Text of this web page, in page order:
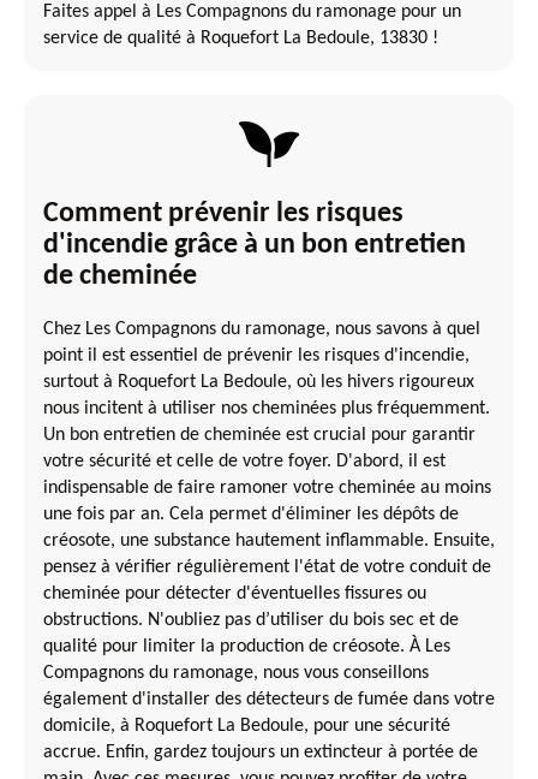
Faites appel à Les Compagnons du ramonage pour un
service de qualité à Roquefort La Bedoule, 13830 !
Comment prévenir les risques
d'incendie grâce à un bon entretien
de cheminée
Chez Les Compagnons du ramonage, nous savons à quel
point il est essentiel de prévenir les risques d'incendie,
surtout à Roquefort La Bedoule, où les hivers rigoureux
nous incitent à utiliser nos cheminées plus fréquemment.
Un bon entretien de cheminée est crucial pour garantir
votre sécurité et celle de votre foyer. D'abord, il est
indispensable de faire ramoner votre cheminée au moins
une fois par an. Cela permet d'éliminer les dépôts de
créosote, une substance hautement inflammable. Ensuite,
pensez à vérifier régulièrement l'état de votre conduit de
cheminée pour détecter d'éventuelles fissures ou
obstructions. N'oubliez pas d’utiliser du bois sec et de
qualité pour limiter la production de créosote. À Les
Compagnons du ramonage, nous vous conseillons
également d'installer des détecteurs de fumée dans votre
domicile, à Roquefort La Bedoule, pour une sécurité
accrue. Enfin, gardez toujours un extincteur à portée de